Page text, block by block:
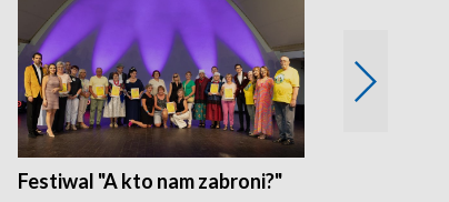
Festiwal "A kto nam zabroni?"